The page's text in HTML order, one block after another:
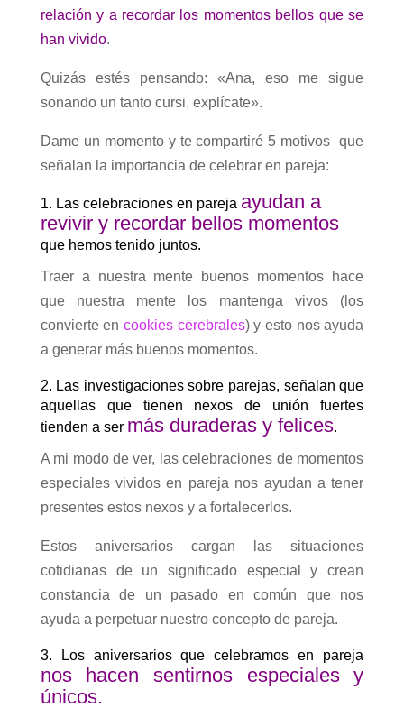
relación y a recordar los momentos bellos que se
han vivido.
Quizás estés pensando: «Ana, eso me sigue
sonando un tanto cursi, explícate».
Dame un momento y te compartiré 5 motivos que
señalan la importancia de celebrar en pareja:
1. Las celebraciones en pareja ayudan a
revivir y recordar bellos momentos
que hemos tenido juntos.
Traer a nuestra mente buenos momentos hace
que nuestra mente los mantenga vivos (los
convierte encookies cerebrales) y esto nos ayuda
a generar más buenos momentos.
2. Las investigaciones sobre parejas, señalan que
aquellas que tienen nexos de unión fuertes
tienden a ser más duraderas y felices.
A mi modo de ver, las celebraciones de momentos
especiales vividos en pareja nos ayudan a tener
presentes estos nexos y a fortalecerlos.
Estos aniversarios cargan las situaciones
cotidianas de un significado especial y crean
constancia de un pasado en común que nos
ayuda a perpetuar nuestro concepto de pareja.
3. Los aniversarios que celebramos en pareja
nos hacen sentirnos especiales y
únicos.